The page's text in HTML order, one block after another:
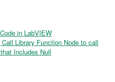
in LabVIEW
Library Function Node to call
Includes Null